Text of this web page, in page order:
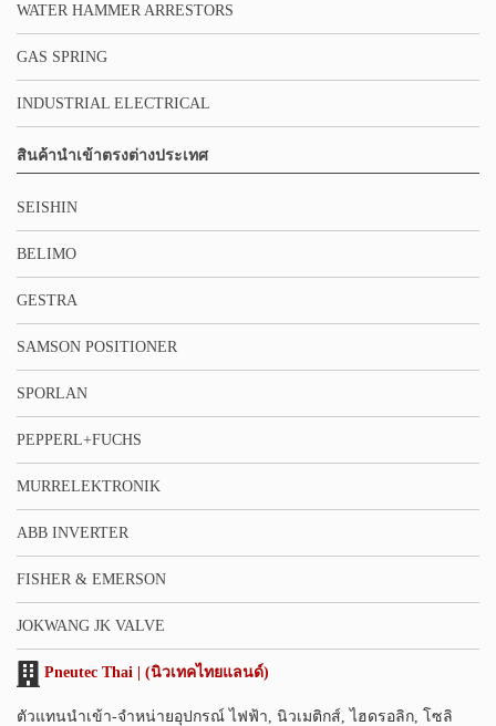
WATER HAMMER ARRESTORS
GAS SPRING
INDUSTRIAL ELECTRICAL
สินค้านำเข้าตรงต่างประเทศ
SEISHIN
BELIMO
GESTRA
SAMSON POSITIONER
SPORLAN
PEPPERL+FUCHS
MURRELEKTRONIK
ABB INVERTER
FISHER & EMERSON
JOKWANG JK VALVE
Pneutec Thai | (นิวเทคไทยแลนด์)
ตัวแทนนำเข้า-จำหน่ายอุปกรณ์ ไฟฟ้า, นิวเมติกส์, ไฮดรอลิก, โซลิ